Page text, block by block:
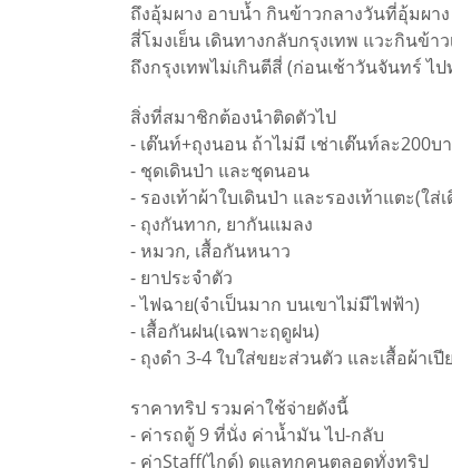
ถึงอุ้มผาง อาบน้ำ กินข้าวกลางวันที่อุ้มผา
สี่โมงเย็น เดินทางกลับกรุงเทพ แวะกินข้าว
ถึงกรุงเทพไม่เกินตีสี่ (ก่อนเช้าวันจันทร์ ไ
สิ่งที่สมาชิกต้องนำติดตัวไป
- เต๊นท์+ถุงนอน ถ้าไม่มี เช่าเต๊นท์ละ200
- ชุดเดินป่า และชุดนอน
- รองเท้าผ้าใบเดินป่า และรองเท้าแตะ(ใ
- ถุงกันทาก, ยากันแมลง
- หมวก, เสื้อกันหนาว
- ยาประจำตัว
- ไฟฉาย(จำเป็นมาก บนเขาไม่มีไฟฟ้า)
- เสื้อกันฝน(เฉพาะฤดูฝน)
- ถุงดำ 3-4 ใบใส่ขยะส่วนตัว และเสื้อผ้าเปี
ราคาทริป รวมค่าใช้จ่ายดังนี้
- ค่ารถตู้ 9 ที่นั่ง ค่าน้ำมัน ไป-กลับ
- ค่าStaff(ไกด์) ดูแลทุกคนตลอดทั่งทริป